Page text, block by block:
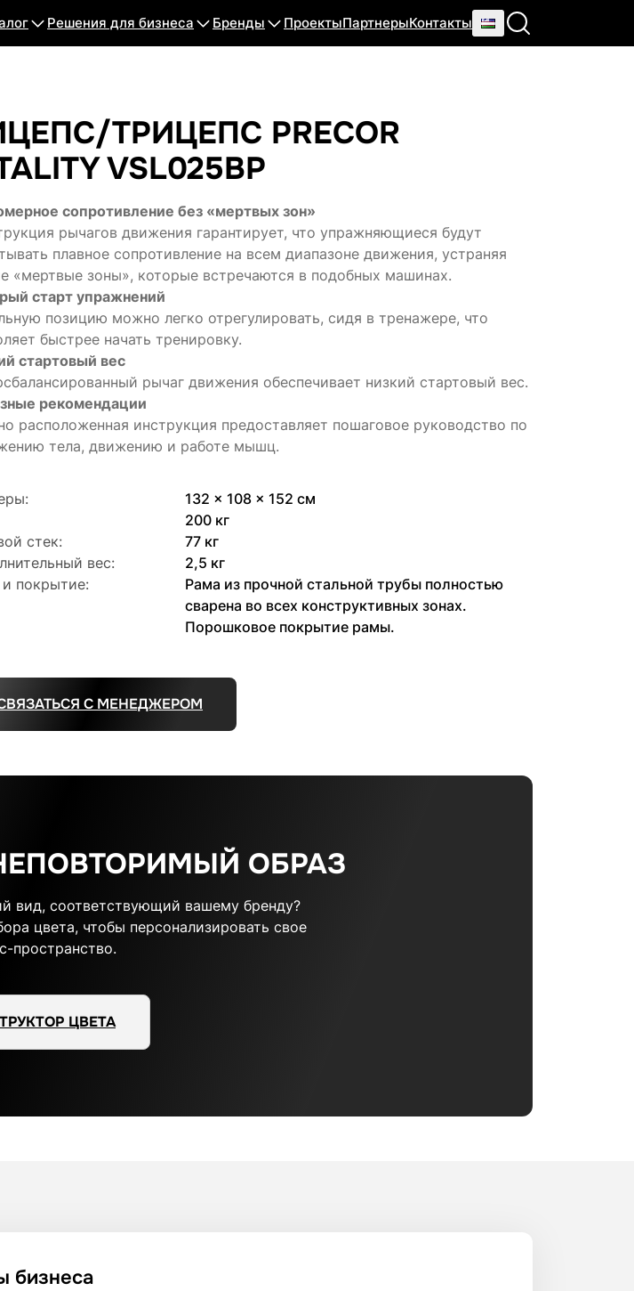
Решения для бизнеса Бренды ПроектыПартнерыКонтакты
ТРИЦЕПС PRECOR
VSL025BP
сопротивление без «мертвых зон»
рычагов движения гарантирует, что упражняющиеся будут
плавное сопротивление на всем диапазоне движения, устраняя
«мертвые зоны», которые встречаются в подобных машинах.
старт упражнений
позицию можно легко отрегулировать, сидя в тренажере, что
быстрее начать тренировку.
стартовый вес
рычаг движения обеспечивает низкий стартовый вес.
рекомендации
расположенная инструкция предоставляет пошаговое руководство по
тела, движению и работе мышц.
132 x 108 x 152 см
200 кг
стек:
77 кг
вес:
2,5 кг
покрытие:
Рама из прочной стальной трубы полностью
сварена во всех конструктивных зонах.
Порошковое покрытие рамы.
С МЕНЕДЖЕРОМ
ОБРАЗ
вид, соответствующий вашему бренду?
цвета, чтобы персонализировать свое
пространство.
ЦВЕТА
бизнеса